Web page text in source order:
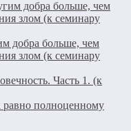
добра больше, чем
злом (к семинару
Часть 1. (к
равно полноценному